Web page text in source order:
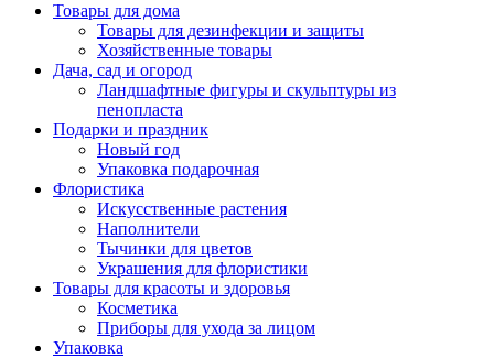
Товары для дома
Товары для дезинфекции и защиты
Хозяйственные товары
Дача, сад и огород
Ландшафтные фигуры и скульптуры из
пенопласта
Подарки и праздник
Новый год
Упаковка подарочная
Флористика
Искусственные растения
Наполнители
Тычинки для цветов
Украшения для флористики
Товары для красоты и здоровья
Косметика
Приборы для ухода за лицом
Упаковка